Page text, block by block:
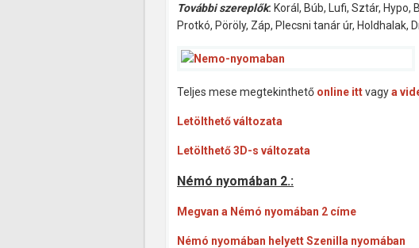
További szereplők: Korál, Búb, Lufi, Sztár, Hypo,
Protkó, Pöröly, Záp, Plecsni tanár úr, Holdhalak,
Teljes mese megtekinthető online ittvagya
Letölthető változata
Letölthető 3D-s változata
Némó nyomában 2.:
Megvan a Némó nyomában 2 címe
Némó nyomában helyett Szenilla nyomában